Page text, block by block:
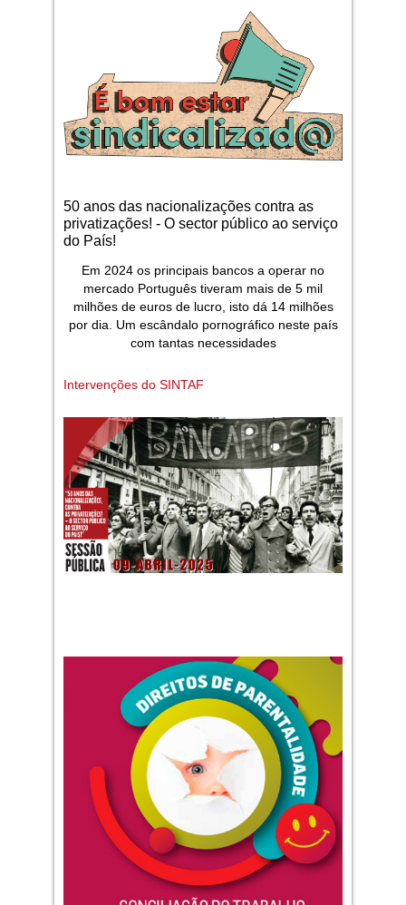
50 anos das nacionalizações contra as
privatizações! - O sector público ao serviço
do País!
Em 2024 os principais bancos a operar no
mercado Português tiveram mais de 5 mil
milhões de euros de lucro, isto dá 14 milhões
por dia. Um escândalo pornográfico neste país
com tantas necessidades
Intervenções do SINTAF